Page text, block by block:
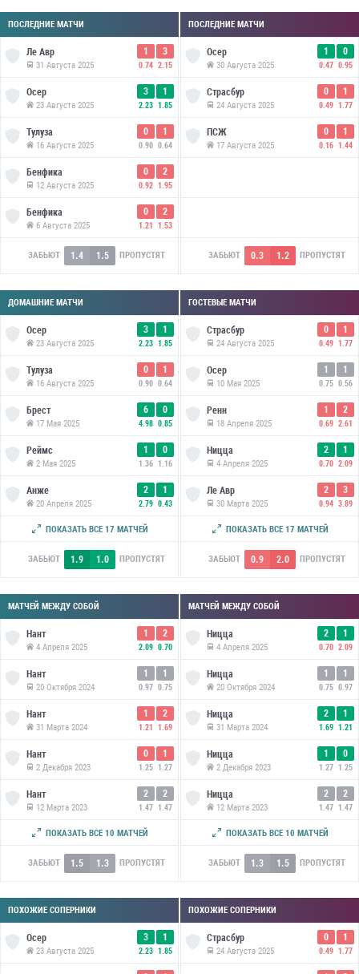
ПОСЛЕДНИЕ МАТЧИ
Ле Авр
31 Августа 2025
1
0.74
3
2.15
Осер
23 Августа 2025
3
2.23
1
1.85
Тулуза
16 Августа 2025
0
0.90
1
0.64
Бенфика
12 Августа 2025
0
0.92
2
1.95
Бенфика
6 Августа 2025
0
1.21
2
1.53
ЗАБЬЮТ 1.4 1.5 ПРОПУСТЯТ
ДОМАШНИЕ МАТЧИ
Осер
23 Августа 2025
3
2.23
1
1.85
Тулуза
16 Августа 2025
0
0.90
1
0.64
Брест
17 Мая 2025
6
4.98
0
0.85
Реймс
2 Мая 2025
1
1.36
0
1.16
Анже
20 Апреля 2025
2
2.79
1
0.43
Нант 1
ПОКАЗАТЬ ВСЕ 17 МАТЧЕЙ
ЗАБЬЮТ 1.9 1.0 ПРОПУСТЯТ
МАТЧЕЙ МЕЖДУ СОБОЙ
Нант
4 Апреля 2025
1
2.09
2
0.70
Нант
20 Октября 2024
1
0.97
1
0.75
Нант
31 Марта 2024
1
1.21
2
1.69
Нант
2 Декабря 2023
0
1.25
1
1.27
Нант
12 Марта 2023
2
1.47
2
1.47
Нант 1
ПОКАЗАТЬ ВСЕ 10 МАТЧЕЙ
ЗАБЬЮТ 1.5 1.3 ПРОПУСТЯТ
ПОХОЖИЕ СОПЕРНИКИ
Осер
23 Августа 2025
3
2.23
1
1.85
ПОСЛЕДНИЕ МАТЧИ
Осер
30 Августа 2025
1
0.47
0
0.95
Страсбур
24 Августа 2025
0
0.49
1
1.77
ПСЖ
17 Августа 2025
0
0.16
1
1.44
ЗАБЬЮТ 0.3 1.2 ПРОПУСТЯТ
ГОСТЕВЫЕ МАТЧИ
Страсбур
24 Августа 2025
0
0.49
1
1.77
Осер
10 Мая 2025
1
0.75
1
0.56
Ренн
18 Апреля 2025
1
0.69
2
2.61
Ницца
4 Апреля 2025
2
0.70
1
2.09
Ле Авр
30 Марта 2025
2
0.94
3
3.89
Марсель 0
ПОКАЗАТЬ ВСЕ 17 МАТЧЕЙ
ЗАБЬЮТ 0.9 2.0 ПРОПУСТЯТ
МАТЧЕЙ МЕЖДУ СОБОЙ
Ницца
4 Апреля 2025
2
0.70
1
2.09
Ницца
20 Октября 2024
1
0.75
1
0.97
Ницца
31 Марта 2024
2
1.69
1
1.21
Ницца
2 Декабря 2023
1
1.27
0
1.25
Ницца
12 Марта 2023
2
1.47
2
1.47
Ницца 1
ПОКАЗАТЬ ВСЕ 10 МАТЧЕЙ
ЗАБЬЮТ 1.3 1.5 ПРОПУСТЯТ
ПОХОЖИЕ СОПЕРНИКИ
Страсбур
24 Августа 2025
0
0.49
1
1.77